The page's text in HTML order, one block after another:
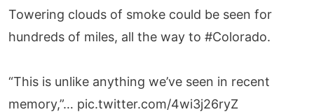
Towering clouds of smoke could be seen for
hundreds of miles, all the way to #Colorado.
“This is unlike anything we’ve seen in recent
memory,”… pic.twitter.com/4wi3j26ryZ